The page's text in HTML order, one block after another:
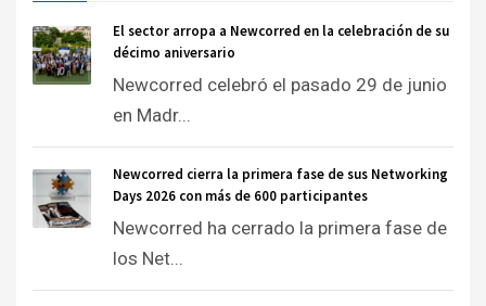
El sector arropa a Newcorred en la celebración de su
décimo aniversario
Newcorred celebró el pasado 29 de junio
en Madr...
Newcorred cierra la primera fase de sus Networking
Days 2026 con más de 600 participantes
Newcorred ha cerrado la primera fase de
los Net...